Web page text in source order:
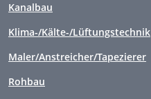
Kanalbau
Klima-/Kälte-/Lüftungstechnik
Maler/Anstreicher/Tapezierer
Rohbau